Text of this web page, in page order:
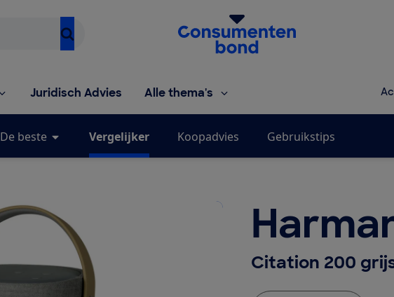
Homepage van de Consumentenbond
Juridisch Advies Alle thema's
De beste Vergelijker Koopadvies Gebruikstips
Citation 200